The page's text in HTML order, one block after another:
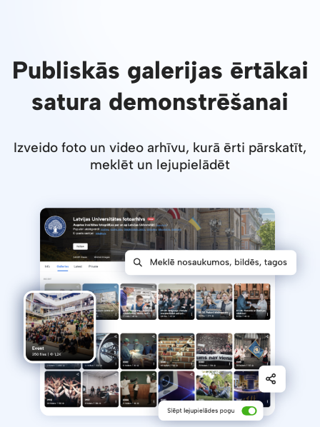
Publiskās galerijas ērtākai
satura demonstrēšanai
Izveido foto un video arhīvu, kurā ērti pārskatīt,
meklēt un lejupielādēt